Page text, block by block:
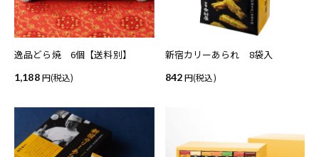
逸品どら焼 6個【送料別】
1,188 (税込)
新宿カリーあられ 8袋入
842 (税込)